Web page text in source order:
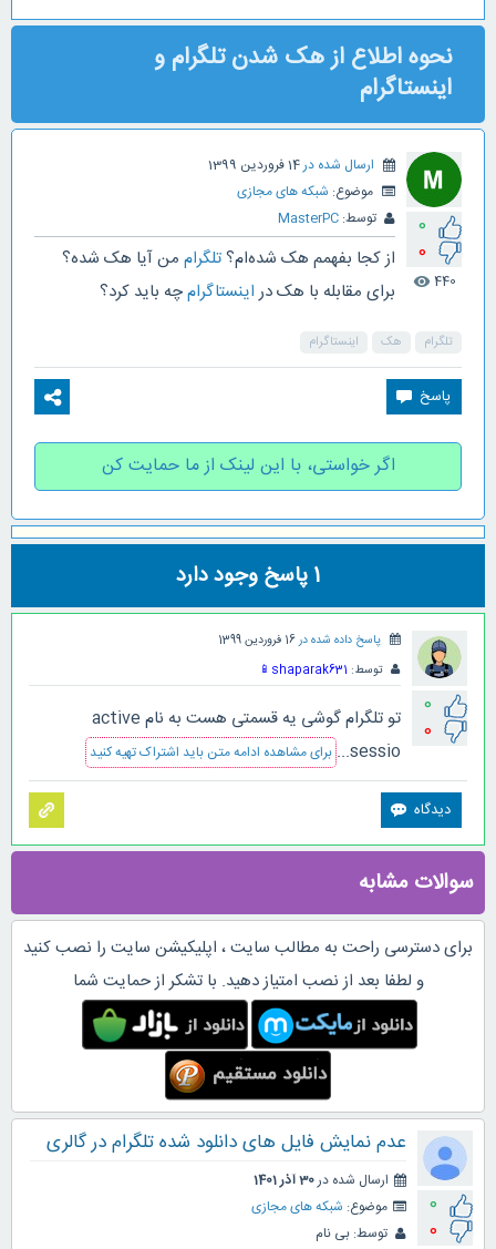
نحوه اطلاع از هک شدن تلگرام و
اینستاگرام
0
0
440
visibility
ارسال شده در14 فروردین 1399
موضوع: شبکه های مجازی
توسط: MasterPC
از کجا بفهمم هک شده‌ام؟تلگرام من آیا هک شده؟
برای مقابله با هک دراینستاگرامچه باید کرد؟
تلگرام هک اینستاگرام
اگر خواستی، با این لینک از ما حمایت کن
1پاسخ وجود دارد
0
0
پاسخ داده شده در16 فروردین 1399
توسط: shaparak631
📱
تو تلگرام گوشی یه قسمتی هست به نام active
sessio...
برای مشاهده ادامه متن باید اشتراک تهیه کنید
سوالات مشابه
برای دسترسی راحت به مطالب سایت ، اپلیکیشن سایت را نصب کنید
و لطفا بعد از نصب امتیاز دهید. با تشکر از حمایت شما
0
0
عدم نمایش فایل های دانلود شده تلگرام در گالری
ارسال شده در30 آذر 1401
موضوع: شبکه های مجازی
توسط: بی نام